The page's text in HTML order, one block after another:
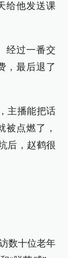
给他发送课
经过一番交
，最后退了
主播能把话
被点燃了，
后，赵鹤很
数十位老年